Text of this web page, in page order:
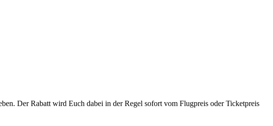
Der Rabatt wird Euch dabei in der Regel sofort vom Flugpreis oder Ticketpreis